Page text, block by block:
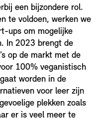
een bijzondere rol.
te voldoen, werken we
ups om mogelijke
In 2023 brengt de
op de markt met de
100% veganistisch
worden in de
voor leer zijn
plekken zoals
er is veel meer te